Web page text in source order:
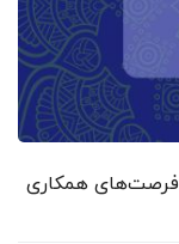
فرصت‌های همکاری